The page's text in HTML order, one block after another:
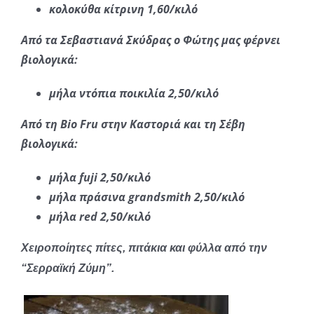
κολοκύθα κίτρινη 1,60/κιλό
Από τα Σεβαστιανά Σκύδρας ο Φώτης μας φέρνει
βιολογικά:
μήλα ντόπια ποικιλία 2,50/κιλό
Από τη Bio Fru στην Καστοριά και τη Σέβη
βιολογικά:
μήλα fuji 2,50/κιλό
μήλα πράσινα grandsmith 2,50/κιλό
μήλα red 2,50/κιλό
Χειροποίητες πίτες, πιτάκια και φύλλα από την
“Σερραϊκή Ζύμη”.